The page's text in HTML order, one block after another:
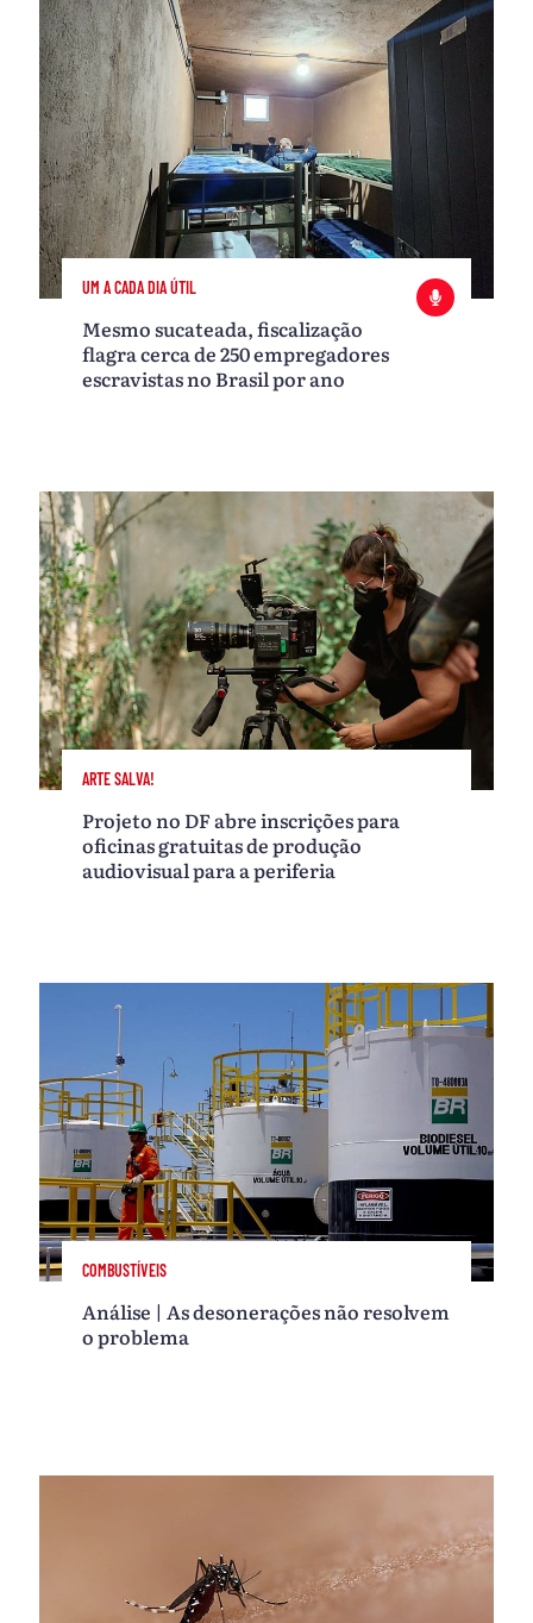
UM A CADA DIA ÚTIL
Mesmo sucateada, fiscalização
flagra cerca de 250 empregadores
escravistas no Brasil por ano
ARTE SALVA!
Projeto no DF abre inscrições para
oficinas gratuitas de produção
audiovisual para a periferia
COMBUSTÍVEIS
Análise | As desonerações não resolvem
o problema